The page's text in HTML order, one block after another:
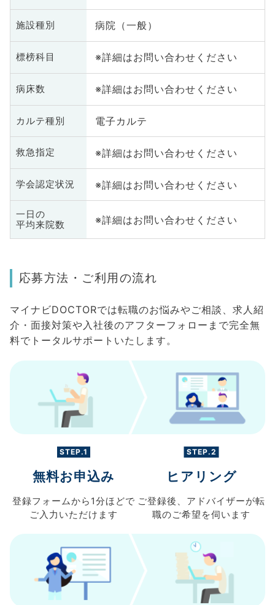
施設種別 病院（一般）
標榜科目 ※詳細はお問い合わせください
病床数 ※詳細はお問い合わせください
カルテ種別 電子カルテ
救急指定 ※詳細はお問い合わせください
学会認定状況 ※詳細はお問い合わせください
一日の
平均来院数
※詳細はお問い合わせください
応募方法・ご利用の流れ
マイナビDOCTORでは転職のお悩みやご相談、求人紹
介・面接対策や入社後のアフターフォローまで完全無
料でトータルサポートいたします。
STEP.1
無料お申込み
登録フォームから 1分ほどで
ご入力 いただけます
STEP.2
ヒアリング
ご登録後、 アドバイザーが転
職のご希望を伺います